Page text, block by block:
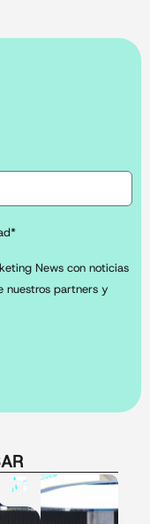
News con noticias
nuestros partners y